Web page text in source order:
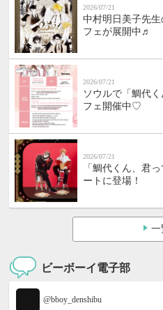
2026/07/21
中村明日美子先
フェが展開中♬
2026/07/21
ソウルで「鯛代
フェ開催中♡
2026/07/21
「鯛代くん、君
ートに登場！
一
ビーボーイ電子部
@bboy_denshibu